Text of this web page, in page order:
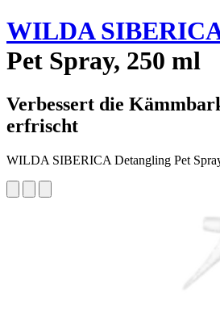
WILDA
Pet Spray, 250 ml
Verbessert die
erfrischt
WILDA SIBERICA Detangling Pet